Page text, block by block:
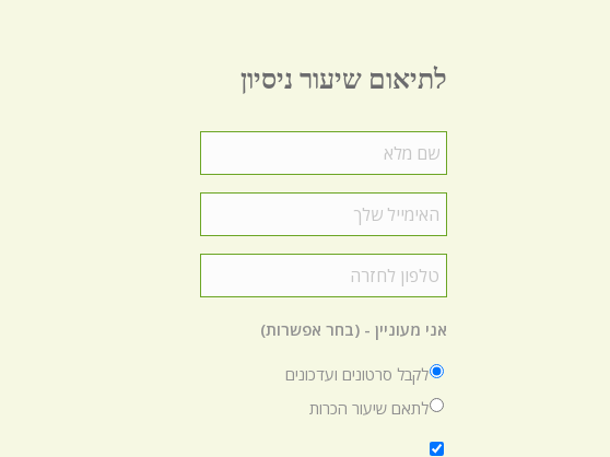
לתיאום שיעור ניסיון
מלא *
שלך
*
לחזרה
*
אני מעוניין - (בחר אפשרות)
לקבל סרטונים ועדכונים
לתאם שיעור הכרות
*